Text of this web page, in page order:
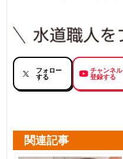
フォロー
する
チャンネル
登録する
関連記事